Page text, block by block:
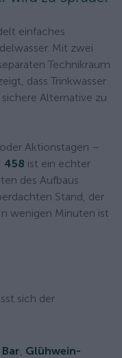
einfaches
Mit zwei
Technikraum
dass Trinkwasser
Alternative zu
Aktionstagen –
458 ist ein echter
des Aufbaus
Stand, der
wenigen Minuten ist
sich der
, Glühwein-